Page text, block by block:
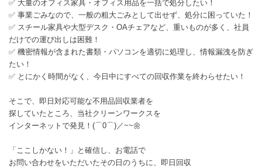
✅ 大量のオフィス家具・オフィス用品を一括で処分したい！
✅ 事業ごみなので、一般の粗大ごみとして出せず、処分に困っていた！
✅ スチール家具や大型デスク・OAチェアなど、重いものが多く、社員
だけでの運び出しは困難！
✅ 機密情報が含まれた書類・パソコンを適切に処理し、情報漏洩を防ぎ
たい！
✅ とにかく時間がなく、今日中にすべての回収作業を終わらせたい！
そこで、即日対応可能な不用品回収業者を
探していたところ、当社クリーンワークスを
インターネットで発見！(⌒0⌒)／~~🌼
「ここしかない！」と確信し、お電話で
お問い合わせをいただいたその日のうちに、即日回収